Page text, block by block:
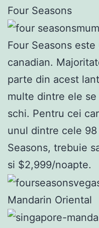
Four Seasons
Four Seasons
canadian.
parte din acest
multe dintre ele
schi. Pentru cei
unul dintre cele
Seasons, trebuie
si $2,999/noapte.
Mandarin Oriental